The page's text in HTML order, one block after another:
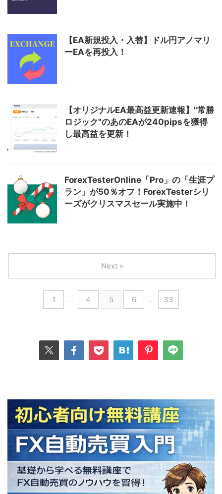
【EA新規投入・入替】ドル円アノマリ
ーEAを再投入！
【オリジナルEA最高益更新速報】"常勝
ロジック"のあのEAが240pipsを獲得
し最高益を更新！
ForexTesterOnline「Pro」の「生涯プ
ラン」が50％オフ！ForexTesterシリ
ーズがクリスマスセール実施中！
1 … 4 5 6 … 33
Next »